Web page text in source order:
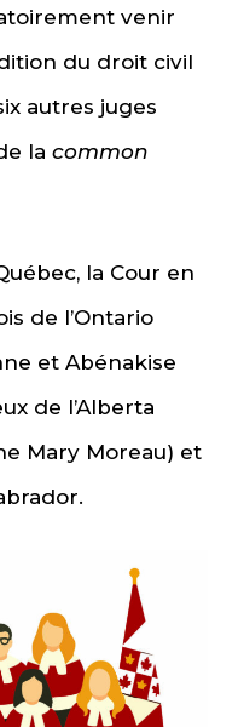
venir
du droit civil
autres juges
la common
la Cour en
de l’Ontario
et Abénakise
de l’Alberta
Mary Moreau) et